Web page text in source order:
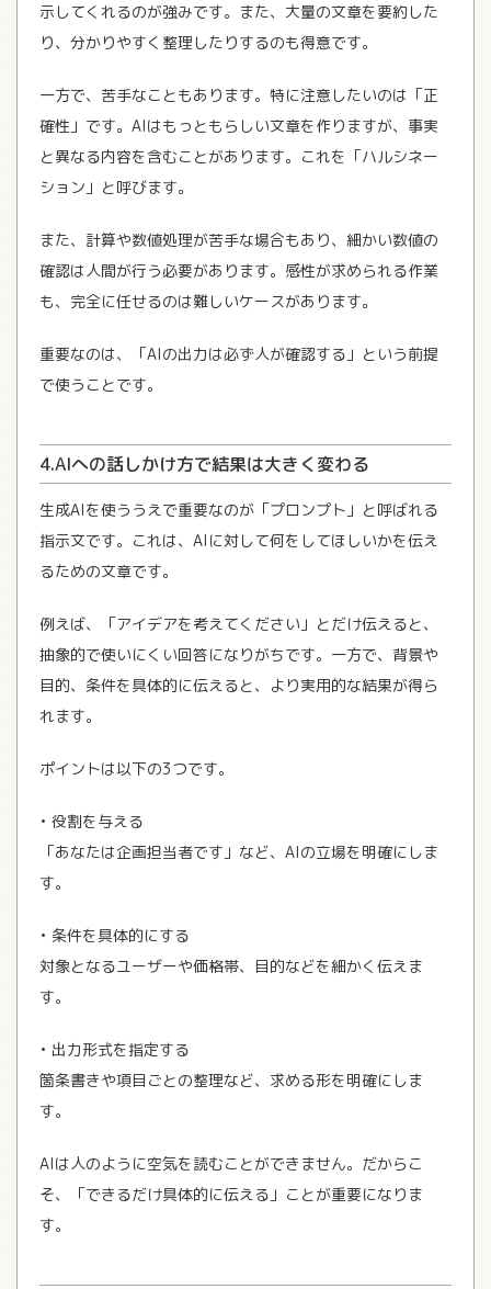
示してくれるのが強みです。また、大量の文章を要約した
り、分かりやすく整理したりするのも得意です。
一方で、苦手なこともあります。特に注意したいのは「正
確性」です。AIはもっともらしい文章を作りますが、事実
と異なる内容を含むことがあります。これを「ハルシネー
ション」と呼びます。
また、計算や数値処理が苦手な場合もあり、細かい数値の
確認は人間が行う必要があります。感性が求められる作業
も、完全に任せるのは難しいケースがあります。
重要なのは、「AIの出力は必ず人が確認する」という前提
で使うことです。
4.AIへの話しかけ方で結果は大きく変わる
生成AIを使ううえで重要なのが「プロンプト」と呼ばれる
指示文です。これは、AIに対して何をしてほしいかを伝え
るための文章です。
例えば、「アイデアを考えてください」とだけ伝えると、
抽象的で使いにくい回答になりがちです。一方で、背景や
目的、条件を具体的に伝えると、より実用的な結果が得ら
れます。
ポイントは以下の3つです。
• 役割を与える
「あなたは企画担当者です」など、AIの立場を明確にしま
す。
• 条件を具体的にする
対象となるユーザーや価格帯、目的などを細かく伝えま
す。
• 出力形式を指定する
箇条書きや項目ごとの整理など、求める形を明確にしま
す。
AIは人のように空気を読むことができません。だからこ
そ、「できるだけ具体的に伝える」ことが重要になりま
す。